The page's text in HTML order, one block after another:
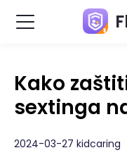
Kako
sextinga
2024-03-27 kidcaring